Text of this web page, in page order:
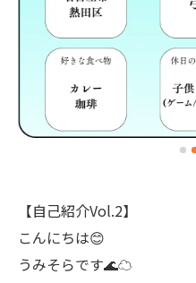
【自己紹介Vol.2】
こんにちは😊
うみそらです🌊☁